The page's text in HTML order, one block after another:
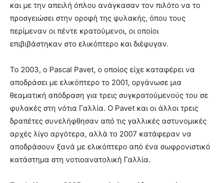
και με την απειλή όπλου ανάγκασαν τον πιλότο να το
προσγειώσει στην οροφή της φυλακής, όπου τους
περίμεναν οι πέντε κρατούμενοι, οι οποίοι
επιβιβάστηκαν στο ελικόπτερο και διέφυγαν.
Το 2003, ο Pascal Pavet, ο οποίος είχε καταφέρει να
αποδράσει με ελικόπτερο το 2001, οργάνωσε μια
θεαματική απόδραση για τρεις συγκρατούμενούς του σε
φυλακές στη νότια Γαλλία. Ο Pavet και οι άλλοι τρεις
δραπέτες συνελήφθησαν από τις γαλλικές αστυνομικές
αρχές λίγο αργότερα, αλλά το 2007 κατάφεραν να
αποδράσουν ξανά με ελικόπτερο από ένα σωφρονιστικό
κατάστημα στη νοτιοανατολική Γαλλία.